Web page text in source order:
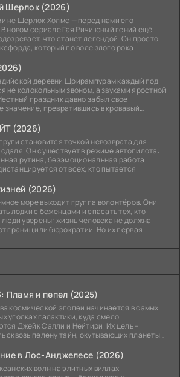
Шерлок (2026)
не Шерлок Холмс — перед нами его
новом сериале Гая Ричи юный гений ещё
что станет легендой. Он просто
который по воле злого рока
деревни Шрирампурам каждый год
не колокольным звоном, а звуками яростной
праздник давно забыл свое
значение, превратившись в кровавый
(2026)
становится точкой невозврата для
Он существует в режиме автопилота:
рутина, безэмоциональная работа.
от всех, кто пытается
(2026)
море выходит группа волонтёров. Они
лодки с беженцами и спасать тех, кто
люди уверены: жизнь человека не должна
границ или бюрократии. Но их первая
Пламя и пепел (2025)
космической эпопеи начинается в самых
уголках галактики, куда смело
Джейк Салли и Нейтири. Их цель –
сквозь пелену тайн, окутывающих планеты
в Лос-Анджелесе (2026)
волн на элитных виллах